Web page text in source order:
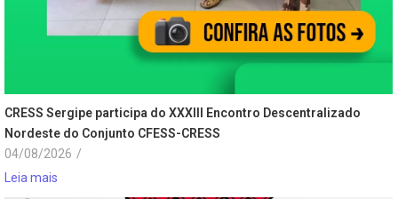
CRESS Sergipe participa do XXXIII Encontro Descentralizado
Nordeste do Conjunto CFESS-CRESS
04/08/2026 /
Leia mais